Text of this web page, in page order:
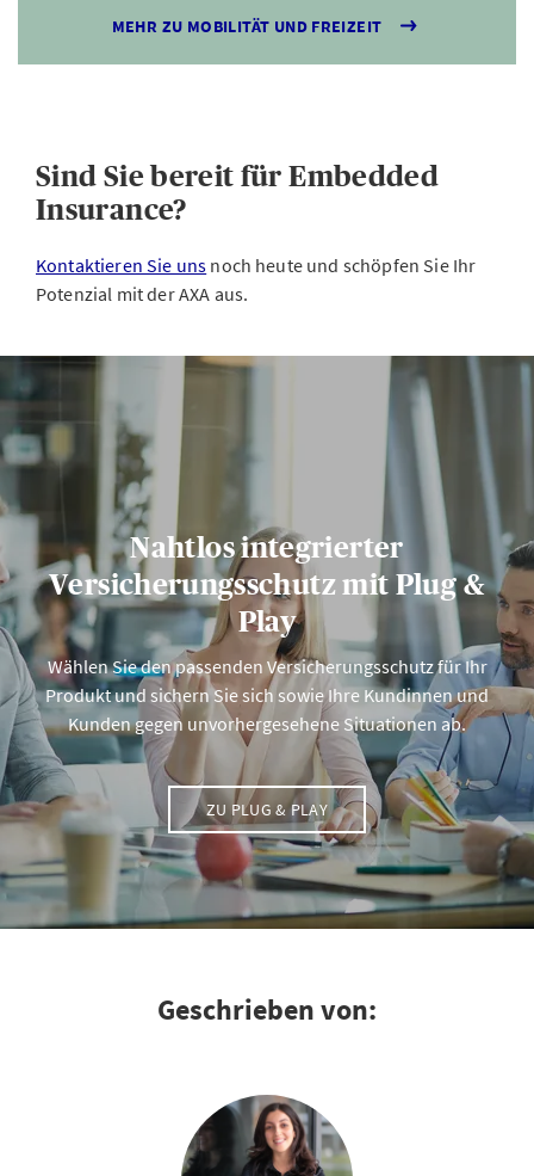
MEHR ZU MOBILITÄT UND FREIZEIT
Sind Sie bereit für Embedded
Insurance?
Kontaktieren Sie uns noch heute und schöpfen Sie Ihr
Potenzial mit der AXA aus.
Nahtlos integrierter
Versicherungsschutz mit Plug &
Play
Wählen Sie den passenden Versicherungsschutz für Ihr
Produkt und sichern Sie sich sowie Ihre Kundinnen und
Kunden gegen unvorhergesehene Situationen ab.
ZU PLUG & PLAY
Geschrieben von: